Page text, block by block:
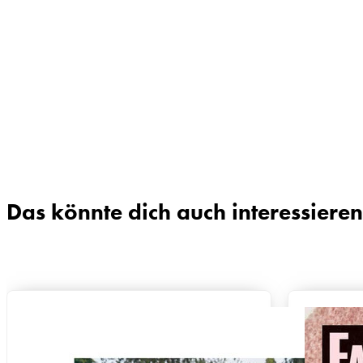
Das könnte dich auch interessieren